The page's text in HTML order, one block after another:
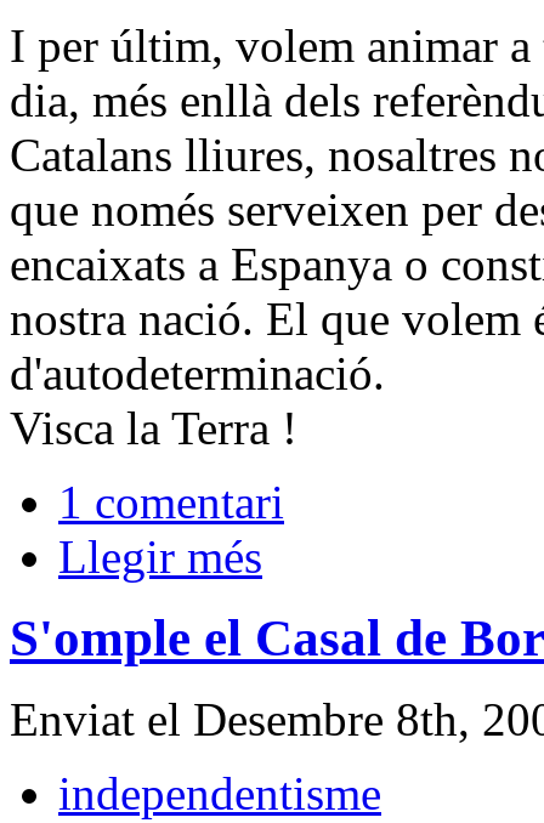
I per últim, volem animar
dia, més enllà dels
Catalans lliures, nosaltres
que només serveixen per
encaixats a Espanya o
nostra nació. El que volem
d'autodeterminació.
Visca la Terra !
1 comentari
Llegir més
S'omple el Casal de
Enviat el Desembre 8th,
independentisme